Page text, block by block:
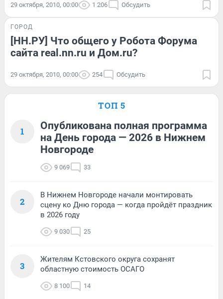
29 октября, 2010, 00:00 1 206 Обсудить
ГОРОД
[НН.РУ] Что общего у Робота Форума
сайта real.nn.ru и Дом.ru?
29 октября, 2010, 00:00 254 Обсудить
ТОП 5
1
Опубликована полная программа
на День города — 2026 в Нижнем
Новгороде
9 069 33
2
В Нижнем Новгороде начали монтировать
сцену ко Дню города — когда пройдёт праздник
в 2026 году
9 030 25
3
Жителям Кстовского округа сохранят
областную стоимость ОСАГО
8 100 14